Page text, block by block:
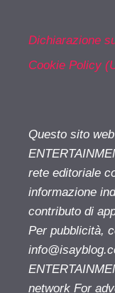
Dichiarazione
Cookie Policy
Questo sito
rete editoriale
informazione
contributo di
Per pubblicità,
network For